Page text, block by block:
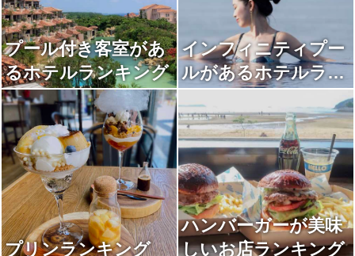
プール付き客室があ
るホテルランキング
インフィニティプー
ルがあるホテルラン
キング
プリンランキング
ハンバーガーが美味
しいお店ランキング